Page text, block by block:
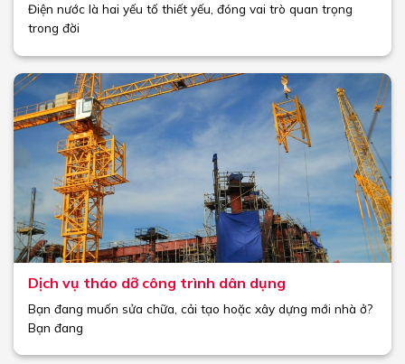
Điện nước là hai yếu tố thiết yếu, đóng vai trò quan trọng
trong đời
Dịch vụ tháo dỡ công trình dân dụng
Bạn đang muốn sửa chữa, cải tạo hoặc xây dựng mới nhà ở?
Bạn đang